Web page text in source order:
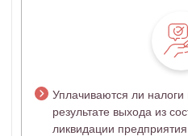
Уплачиваются ли
результате выхода из
ликвидации